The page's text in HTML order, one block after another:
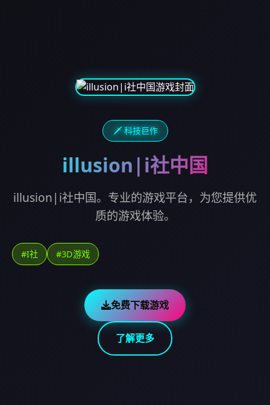
🗡️ 科技巨作
illusion|i社中国
illusion|i社中国。专业的游戏平台，为您提供优
质的游戏体验。
#I社 #3D游戏
免费下载游戏
了解更多